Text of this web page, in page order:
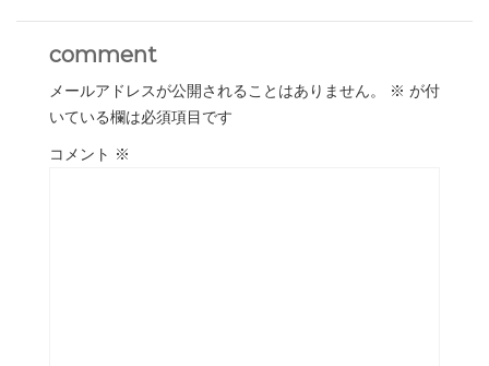
comment
メールアドレスが公開されることはありません。 ※ が付
いている欄は必須項目です
コメント ※